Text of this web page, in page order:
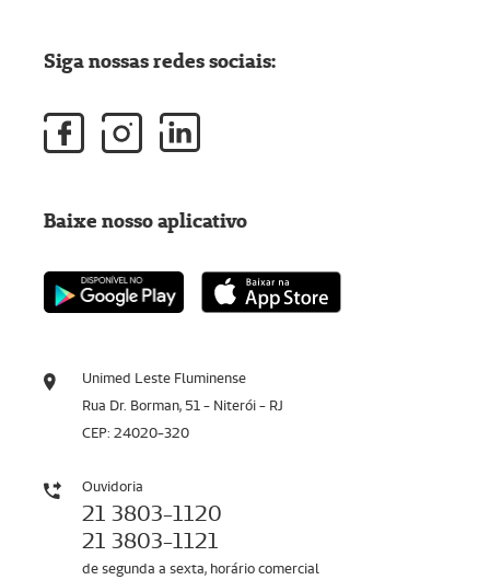
Unimed Leste Fluminense
Rua Dr. Borman, 51 - Niterói - RJ
CEP: 24020-320
Ouvidoria
21 3803-1120
21 3803-1121
de segunda a sexta, horário comercial
Siga nossas redes sociais:
Baixe nosso aplicativo